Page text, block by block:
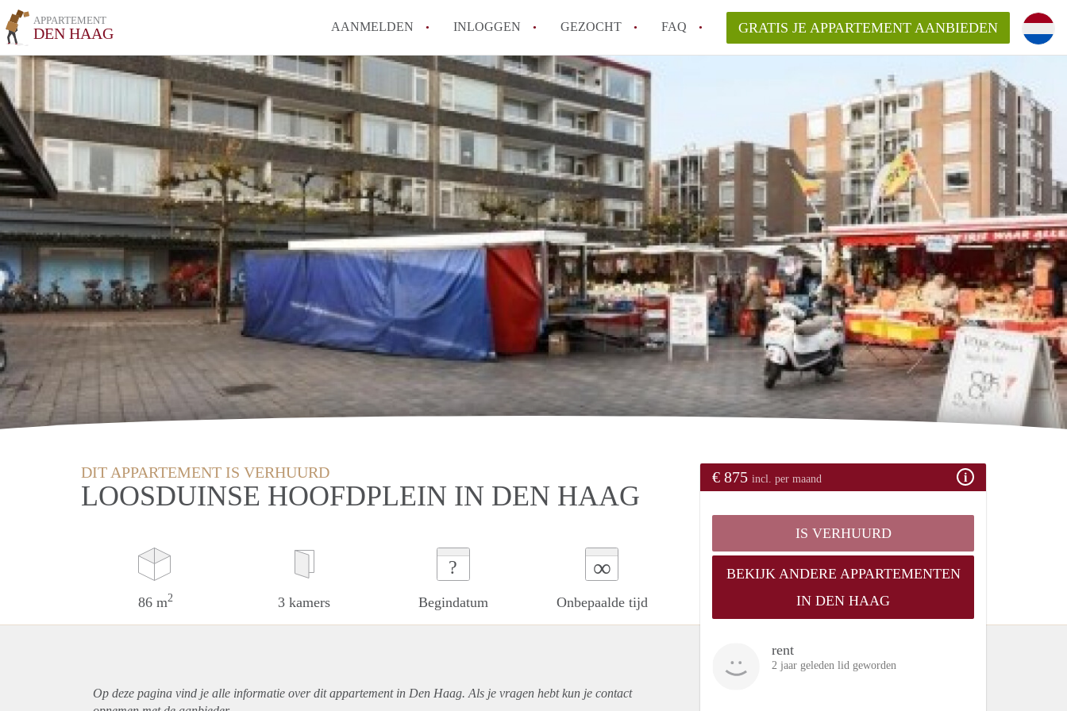
APPARTEMENT
DEN HAAG AANMELDEN INLOGGEN GEZOCHT FAQ
How to translate AppartementDenHaag!
Wat is Appartement-DenHaag?
Hoeveel kost het om te reageren op een Appartement in Den Haag?
Wat is de privacyverklaring van Appartement-DenHaag?
Berekent Appartement-DenHaag
makelaarsvergoeding/bemiddelingsvergoeding?
Alle veelgestelde vragen
GRATIS JE APPARTEMENT AANBIEDEN
DIT APPARTEMENT IS VERHUURD
LOOSDUINSE HOOFDPLEIN IN DEN HAAG
86 m2 3 kamers
?
Begindatum
∞
Onbepaalde tijd
€ 875 incl. per maand
IS VERHUURD
BEKIJK ANDERE APPARTEMENTEN
IN DEN HAAG
rent
2 jaar geleden lid geworden
Op deze pagina vind je alle informatie over ditappartementin Den Haag. Als je vragen hebt kun je contact